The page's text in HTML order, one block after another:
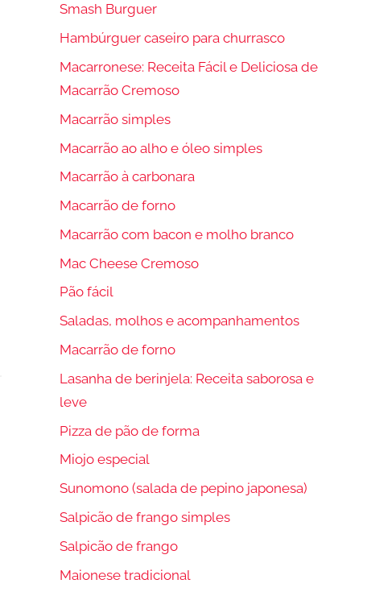
Smash Burguer
Hambúrguer caseiro para churrasco
Macarronese: Receita Fácil e Deliciosa de
Macarrão Cremoso
Macarrão simples
Macarrão ao alho e óleo simples
Macarrão à carbonara
Macarrão de forno
Macarrão com bacon e molho branco
Mac Cheese Cremoso
Pão fácil
Saladas, molhos e acompanhamentos
Macarrão de forno
Lasanha de berinjela: Receita saborosa e
leve
Pizza de pão de forma
Miojo especial
Sunomono (salada de pepino japonesa)
Salpicão de frango simples
Salpicão de frango
Maionese tradicional